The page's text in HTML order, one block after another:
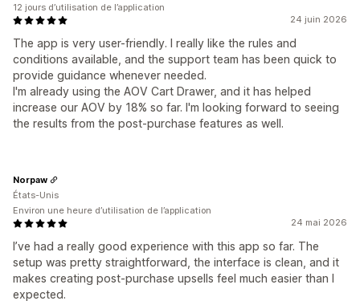
24 juin 2026
The app is very user-friendly. I really like the rules and
conditions available, and the support team has been quick to
provide guidance whenever needed.
I'm already using the AOV Cart Drawer, and it has helped
increase our AOV by 18% so far. I'm looking forward to seeing
the results from the post-purchase features as well.
12 jours d’utilisation de l’application
24 mai 2026
I’ve had a really good experience with this app so far. The
setup was pretty straightforward, the interface is clean, and it
makes creating post-purchase upsells feel much easier than I
expected.
Norpaw
États-Unis
Environ une heure d’utilisation de l’application